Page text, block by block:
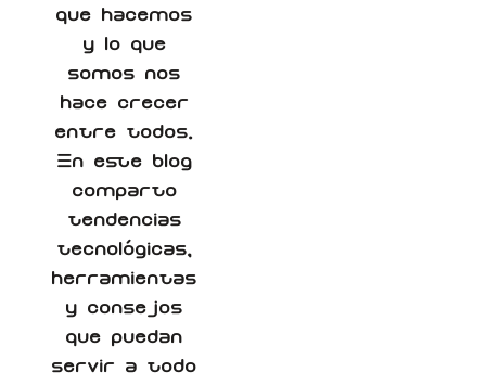
que hacemos
y lo que
somos nos
hace crecer
entre todos.
En este blog
comparto
tendencias
tecnológicas,
herramientas
y consejos
que puedan
servir a todo